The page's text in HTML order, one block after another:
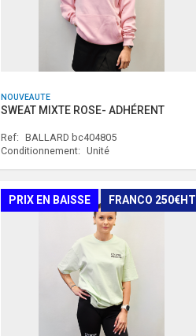
NOUVEAUTE
SWEAT MIXTE ROSE- ADHÉRENT
Ref: BALLARD bc404805
Conditionnement: Unité
PRIX EN BAISSE FRANCO 250€HT